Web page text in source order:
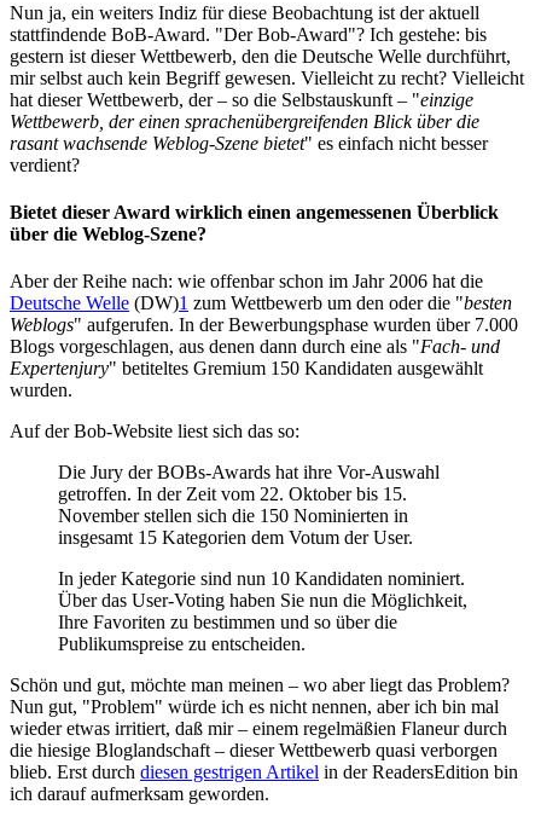
Nun ja, ein weiters Indiz für diese Beobachtung ist der aktuell
stattfindende BoB-Award. "Der Bob-Award"? Ich gestehe: bis
gestern ist dieser Wettbewerb, den die Deutsche Welle durchführt,
mir selbst auch kein Begriff gewesen. Vielleicht zu recht? Vielleicht
hat dieser Wettbewerb, der – so die Selbstauskunft – "einzige
Wettbewerb, der einen sprachenübergreifenden Blick über die
rasant wachsende Weblog-Szene bietet" es einfach nicht besser
verdient?
Bietet dieser Award wirklich einen angemessenen Überblick
über die Weblog-Szene?
Aber der Reihe nach: wie offenbar schon im Jahr 2006 hat die
Deutsche Welle (DW)1 zum Wettbewerb um den oder die "besten
Weblogs" aufgerufen. In der Bewerbungsphase wurden über 7.000
Blogs vorgeschlagen, aus denen dann durch eine als "Fach- und
Expertenjury" betiteltes Gremium 150 Kandidaten ausgewählt
wurden.
Auf der Bob-Website liest sich das so:
Die Jury der BOBs-Awards hat ihre Vor-Auswahl
getroffen. In der Zeit vom 22. Oktober bis 15.
November stellen sich die 150 Nominierten in
insgesamt 15 Kategorien dem Votum der User.
In jeder Kategorie sind nun 10 Kandidaten nominiert.
Über das User-Voting haben Sie nun die Möglichkeit,
Ihre Favoriten zu bestimmen und so über die
Publikumspreise zu entscheiden.
Schön und gut, möchte man meinen – wo aber liegt das Problem?
Nun gut, "Problem" würde ich es nicht nennen, aber ich bin mal
wieder etwas irritiert, daß mir – einem regelmäßien Flaneur durch
die hiesige Bloglandschaft – dieser Wettbewerb quasi verborgen
blieb. Erst durch diesen gestrigen Artikel in der ReadersEdition bin
ich darauf aufmerksam geworden.